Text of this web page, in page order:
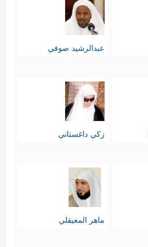
عبدالرشيد صوفي
زكي داغستاني
ماهر المعيقلي